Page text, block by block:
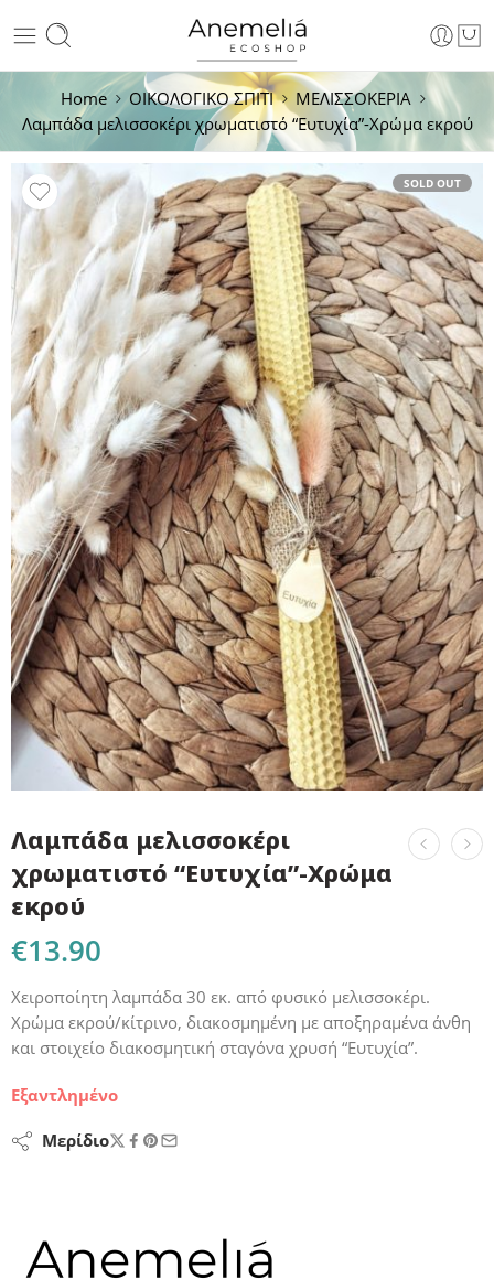
Home ΟΙΚΟΛΟΓΙΚΟ ΣΠΙΤΙ
ΜΕΛΙΣΣΟΚΕΡΙΑ
Λαμπάδα μελισσοκέρι χρωματιστό “Ευτυχία”-Χρώμα εκρού
SOLD OUT
Λαμπάδα μελισσοκέρι
χρωματιστό “Ευτυχία”-Χρώμα
εκρού
€13.90
Χειροποίητη λαμπάδα 30 εκ. από φυσικό μελισσοκέρι.
Χρώμα εκρού/κίτρινο, διακοσμημένη με αποξηραμένα άνθη
και στοιχείο διακοσμητική σταγόνα χρυσή “Ευτυχία”.
Εξαντλημένο
Μερίδιο